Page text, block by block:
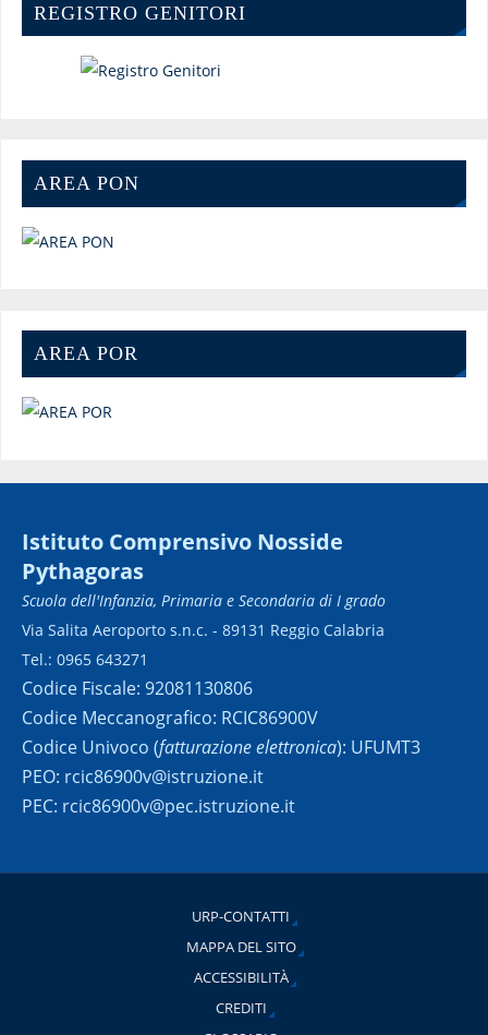
REGISTRO GENITORI
AREA PON
AREA POR
Istituto Comprensivo Nosside
Pythagoras
Scuola dell'Infanzia, Primaria e Secondaria di I grado
Via Salita Aeroporto s.n.c. - 89131 Reggio Calabria
Tel.: 0965 643271
Codice Fiscale: 92081130806
Codice Meccanografico: RCIC86900V
Codice Univoco (fatturazione elettronica): UFUMT3
PEO: rcic86900v@istruzione.it
PEC: rcic86900v@pec.istruzione.it
URP-CONTATTI
MAPPA DEL SITO
ACCESSIBILITÀ
CREDITI